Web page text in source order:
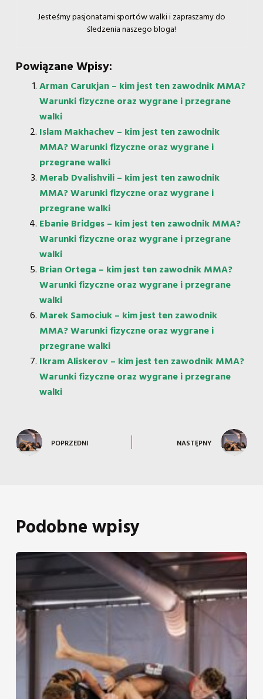
Jesteśmy pasjonatami sportów walki i zapraszamy do
śledzenia naszego bloga!
Powiązane Wpisy:
Arman Carukjan – kim jest ten zawodnik MMA?
Warunki fizyczne oraz wygrane i przegrane
walki
Islam Makhachev – kim jest ten zawodnik
MMA? Warunki fizyczne oraz wygrane i
przegrane walki
Merab Dvalishvili – kim jest ten zawodnik
MMA? Warunki fizyczne oraz wygrane i
przegrane walki
Ebanie Bridges – kim jest ten zawodnik MMA?
Warunki fizyczne oraz wygrane i przegrane
walki
Brian Ortega – kim jest ten zawodnik MMA?
Warunki fizyczne oraz wygrane i przegrane
walki
Marek Samociuk – kim jest ten zawodnik
MMA? Warunki fizyczne oraz wygrane i
przegrane walki
Ikram Aliskerov – kim jest ten zawodnik MMA?
Warunki fizyczne oraz wygrane i przegrane
walki
POPRZEDNI NASTĘPNY
Podobne wpisy